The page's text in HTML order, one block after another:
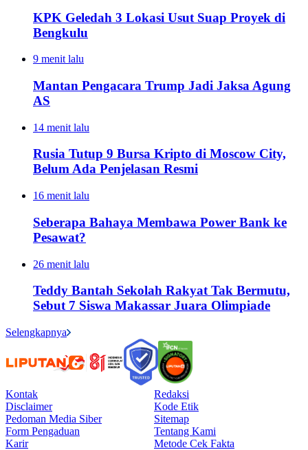
KPK Geledah 3 Lokasi Usut Suap Proyek di
Bengkulu
9 menit lalu
Mantan Pengacara Trump Jadi Jaksa Agung
AS
14 menit lalu
Rusia Tutup 9 Bursa Kripto di Moscow City,
Belum Ada Penjelasan Resmi
16 menit lalu
Seberapa Bahaya Membawa Power Bank ke
Pesawat?
26 menit lalu
Teddy Bantah Sekolah Rakyat Tak Bermutu,
Sebut 7 Siswa Makassar Juara Olimpiade
Selengkapnya
Kontak
Redaksi
Disclaimer
Kode Etik
Pedoman Media Siber
Sitemap
Form Pengaduan
Tentang Kami
Karir
Metode Cek Fakta